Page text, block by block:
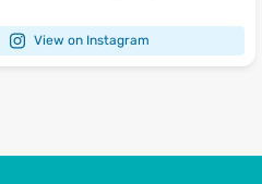
View on Instagram